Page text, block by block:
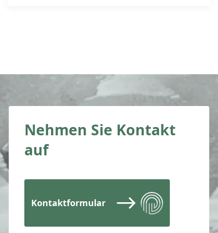
können bis 5 Jahre nach Abschluss
des Betreibungsverfahrens von
interessierten […]
Nehmen Sie Kontakt
auf
Kontaktformular